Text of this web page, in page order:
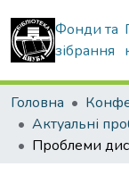
Фонди та
зібрання
Головна